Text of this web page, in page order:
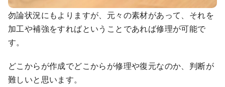
勿論状況にもよりますが、元々の素材があって、それを
加工や補強をすればということであれば修理が可能で
す。
どこからが作成でどこからが修理や復元なのか、判断が
難しいと思います。